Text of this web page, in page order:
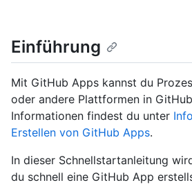
Einführung
Mit GitHub Apps kannst du
oder andere Plattformen in
Informationen findest du unter
Erstellen von GitHub Apps.
In dieser Schnellstartanleitung
du schnell eine GitHub App